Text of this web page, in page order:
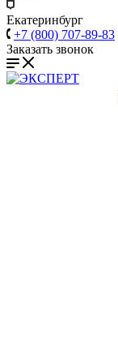
Екатеринбург
+7 (800) 707-89-83
Заказать звонок